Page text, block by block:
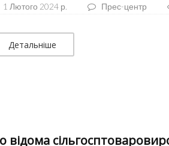
1 Лютого 2024 р. Прес-центр
Детальніше
відома